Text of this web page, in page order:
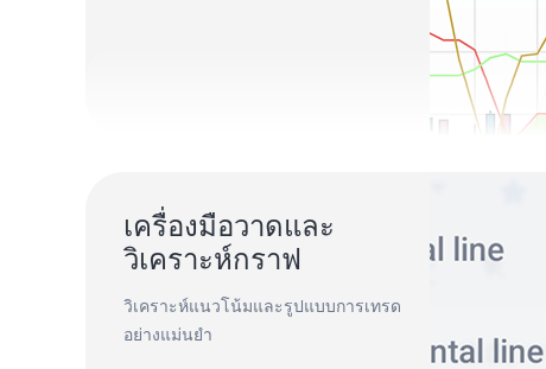
เครื่องมือวาดและ
วิเคราะห์กราฟ
วิเคราะห์แนวโน้มและรูปแบบการเทรด
อย่างแม่นยำ